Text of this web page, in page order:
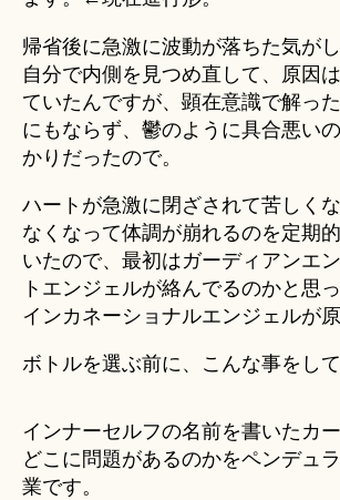
帰省後に急激に波動が落ちた気がし
自分で内側を見つめ直して、原因
ていたんですが、顕在意識で解っ
にもならず、鬱のように具合悪い
かりだったので。
ハートが急激に閉ざされて苦しく
なくなって体調が崩れるのを定期
いたので、最初はガーディアンエ
トエンジェルが絡んでるのかと思
インカネーショナルエンジェルが原
ボトルを選ぶ前に、こんな事をして
インナーセルフの名前を書いたカー
どこに問題があるのかをペンデュ
業です。